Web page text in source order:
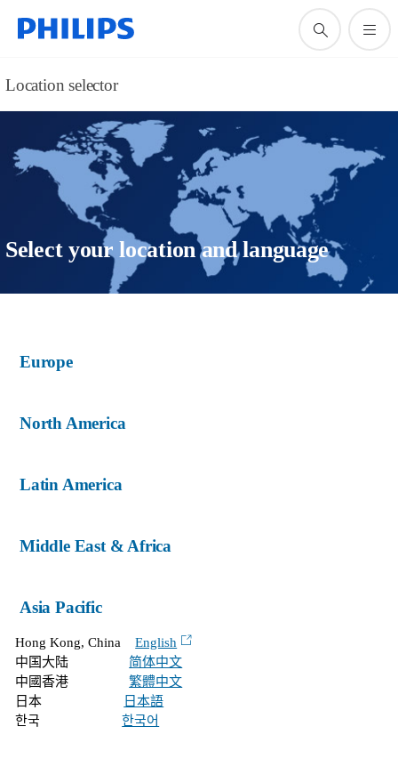
Location selector
Select your location and language
Europe
North America
Latin America
Middle East & Africa
Asia Pacific
Hong Kong, ChinaEnglish
中国大陆 简体中文
中國香港繁體中文
日本
日本語
한국한국어